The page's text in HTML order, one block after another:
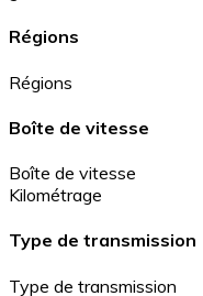
Régions
Régions
Boîte de vitesse
Boîte de vitesse
Kilométrage
Type de transmission
Type de transmission